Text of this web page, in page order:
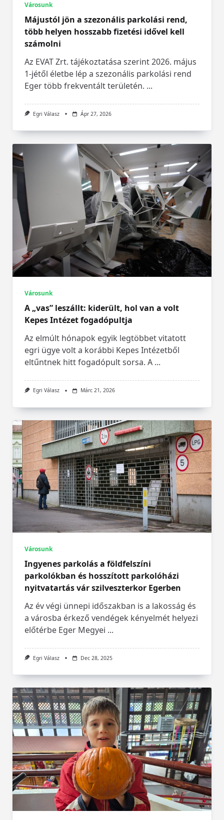
Városunk
Májustól jön a szezonális parkolási rend,
több helyen hosszabb fizetési idővel kell
számolni
Az EVAT Zrt. tájékoztatása szerint 2026. május
1-jétől életbe lép a szezonális parkolási rend
Eger több frekventált területén. ...
Egri Válasz Ápr 27, 2026
Városunk
A „vas” leszállt: kiderült, hol van a volt
Kepes Intézet fogadópultja
Az elmúlt hónapok egyik legtöbbet vitatott
egri ügye volt a korábbi Kepes Intézetből
eltűntnek hitt fogadópult sorsa. A ...
Egri Válasz Márc 21, 2026
Városunk
Ingyenes parkolás a földfelszíni
parkolókban és hosszított parkolóházi
nyitvatartás vár szilveszterkor Egerben
Az év végi ünnepi időszakban is a lakosság és
a városba érkező vendégek kényelmét helyezi
előtérbe Eger Megyei ...
Egri Válasz Dec 28, 2025